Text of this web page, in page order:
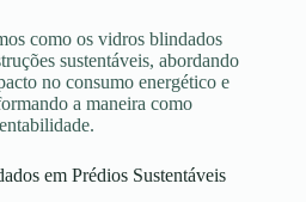
como os vidros blindados
sustentáveis, abordando
no consumo energético e
a maneira como
em Prédios Sustentáveis